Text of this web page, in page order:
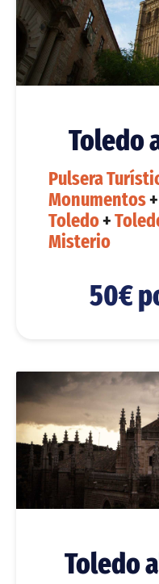
Toledo
Pulsera
Monumentos+
Toledo+
Misterio
50€
Toledo